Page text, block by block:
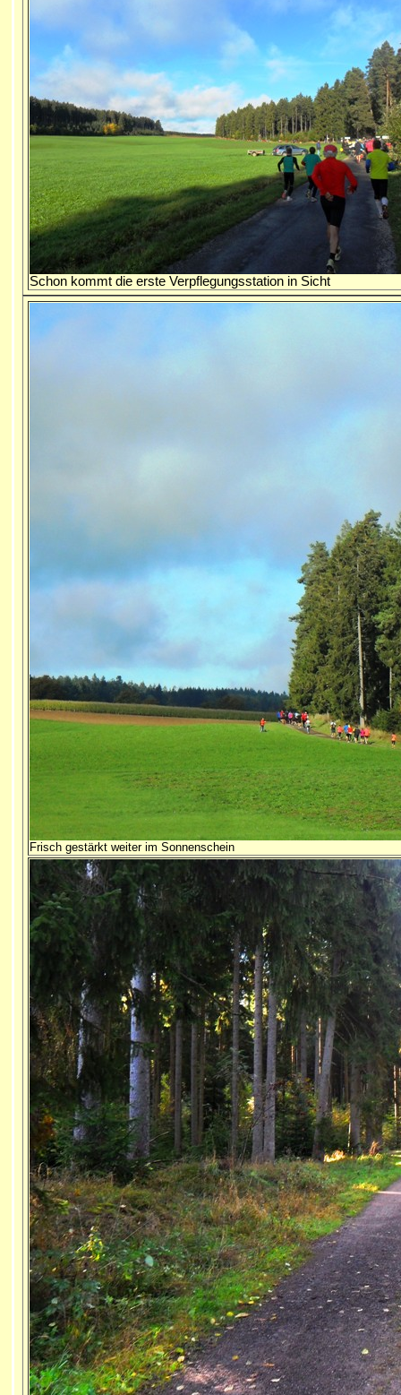
Schon kommt die erste Verpflegungsstation in Sicht
Frisch gestärkt weiter im Sonnenschein